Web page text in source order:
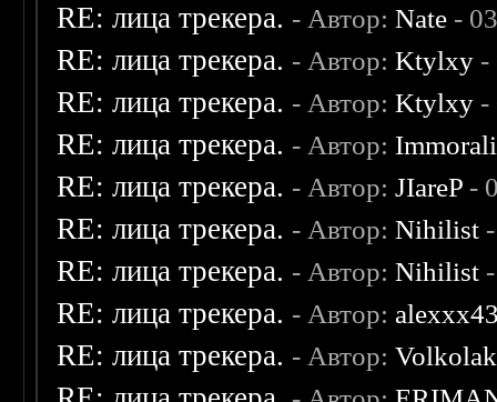
RE: лица трекера. - Автор:Nate -
RE: лица трекера. - Автор:Ktylxy -
RE: лица трекера. - Автор:Ktylxy -
RE: лица трекера. - Автор:
RE: лица трекера. - Автор:JIareP -
RE: лица трекера. - Автор:Nihilist
RE: лица трекера. - Автор:Nihilist
RE: лица трекера. - Автор:
RE: лица трекера. - Автор:Volkolak